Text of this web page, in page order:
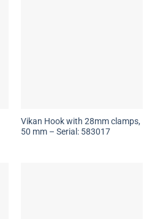
Vikan Hook with 28mm clamps,
50 mm – Serial: 583017